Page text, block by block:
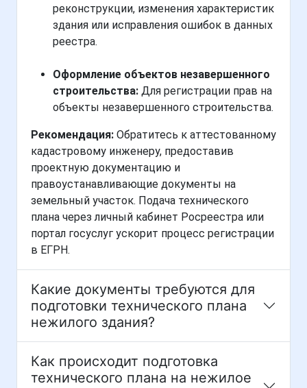
реконструкции, изменения характеристик
здания или исправления ошибок в данных
реестра.
Оформление объектов незавершенного
строительства: Для регистрации прав на
объекты незавершенного строительства.
Рекомендация: Обратитесь к аттестованному
кадастровому инженеру, предоставив
проектную документацию и
правоустанавливающие документы на
земельный участок. Подача технического
плана через личный кабинет Росреестра или
портал госуслуг ускорит процесс регистрации
в ЕГРН.
Какие документы требуются для
подготовки технического плана
нежилого здания?
Как происходит подготовка
технического плана на нежилое